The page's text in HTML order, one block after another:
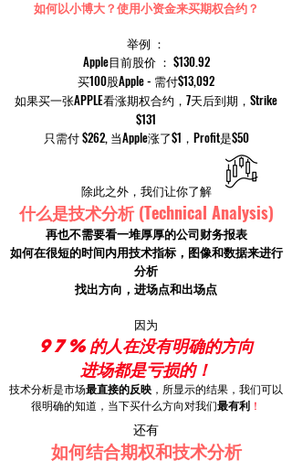
如何以小博大？使用小资金来买期权合约？
举例 ：
Apple目前股价 ： $130.92
买100股Apple - 需付$13,092
如果买一张APPLE看涨期权合约，7天后到期，Strike
$131
只需付 $262, 当Apple涨了$1，Profit是$50
除此之外，我们让你了解
什么是技术分析(Technical Analysis)
再也不需要看一堆厚厚的公司财务报表
如何在很短的时间内用技术指标，图像和数据来进行
分析
找出方向，进场点和出场点
因为
97%的人在没有明确的方向
进场都是亏损的！
技术分析是市场最直接的反映 ，所显示的结果，我们可以
很明确的知道，当下买什么方向对我们最有利 ！
还有
如何结合期权和技术分析